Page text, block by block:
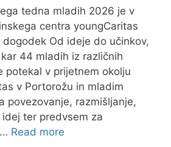
tedna mladih 2026 je v
centra youngCaritas
Od ideje do učinkov,
44 mladih iz različnih
potekal v prijetnem okolju
v Portorožu in mladim
povezovanje, razmišljanje,
ter predvsem za
Read more